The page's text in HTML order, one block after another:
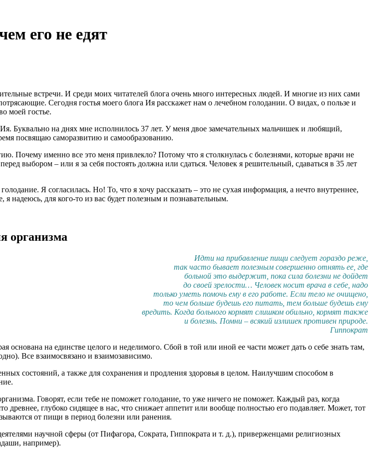
его не едят
встречи. И среди моих читателей блога очень много интересных людей. И многие из них сами
Сегодня гостья моего блога Ия расскажет нам о лечебном голодании. О видах, о пользе и
моей гостье.
Буквально на днях мне исполнилось 37 лет. У меня двое замечательных мальчишек и любящий,
посвящаю саморазвитию и самообразованию.
Почему именно все это меня привлекло? Потому что я столкнулась с болезнями, которые врачи не
выбором – или я за себя постоять должна или сдаться. Человек я решительный, сдаваться в 35 лет
Я согласилась. Но! То, что я хочу рассказать – это не сухая информация, а нечто внутреннее,
надеюсь, для кого-то из вас будет полезным и познавательным.
организма
Идти на прибавление пищи следует гораздо реже,
так часто бывает полезным совершенно отнять ее, где
больной это выдержит, пока сила болезни не дойдет
до своей зрелости… Человек носит врача в себе, надо
только уметь помочь ему в его работе. Если тело не очищено,
то чем больше будешь его питать, тем больше будешь ему
вредить. Когда больного кормят слишком обильно, кормят также
и болезнь. Помни – всякий излишек противен природе.
Гиппократ
основана на единстве целого и неделимого. Сбой в той или иной ее части может дать о себе знать там,
Все взаимосвязано и взаимозависимо.
состояний, а также для сохранения и продления здоровья в целом. Наилучшим способом в
Говорят, если тебе не поможет голодание, то уже ничего не поможет. Каждый раз, когда
глубоко сидящее в нас, что снижает аппетит или вообще полностью его подавляет. Может, тот
от пищи в период болезни или ранения.
научной сферы (от Пифагора, Сократа, Гиппократа и т. д.), приверженцами религиозных
например).